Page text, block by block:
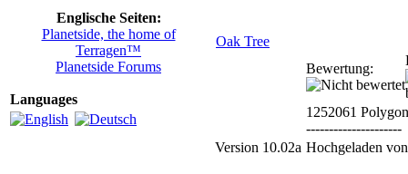
Englische Seiten:
Planetside, the home of
Terragen™
Planetside Forums
Languages
Oak Tree
Bewertung:
1252061
---------------------
Version 10.02a Hochgeladen